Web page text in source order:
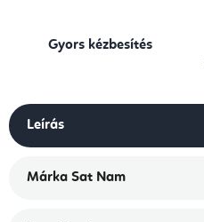
Gyors kézbesítés
Leírás
Márka Sat Nam